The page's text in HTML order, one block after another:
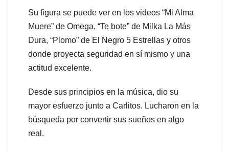
Su figura se puede ver en los videos “Mi Alma
Muere” de Omega, “Te bote” de Milka La Más
Dura, “Plomo” de El Negro 5 Estrellas y otros
donde proyecta seguridad en sí mismo y una
actitud excelente.
Desde sus principios en la música, dio su
mayor esfuerzo junto a Carlitos. Lucharon en la
búsqueda por convertir sus sueños en algo
real.